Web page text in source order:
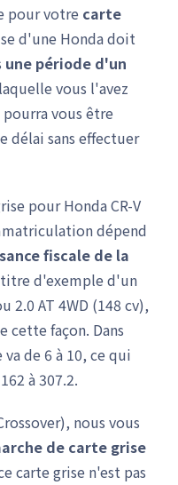
pour votre carte
d'une Honda doit
une période d'un
vous l'avez
pourra vous être
délai sans effectuer
pour Honda CR-V
dépend
fiscale de la
titre d'exemple d'un
2.0 AT 4WD (148 cv),
cette façon. Dans
de 6 à 10, ce qui
à 307.2.
nous vous
de carte grise
carte grise n'est pas